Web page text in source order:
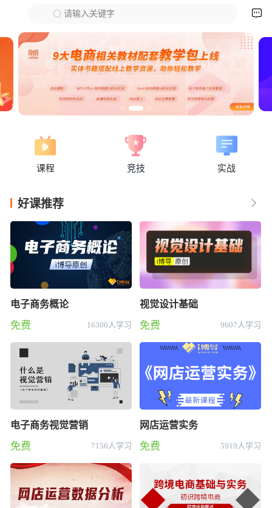
请输入关键字 
课程 竞技 实战
下拉刷新
好课推荐 
电子商务概论
免费 16300人学习
视觉设计基础
免费 9607人学习
电子商务视觉营销
免费 7156人学习
网店运营实务
免费 5919人学习